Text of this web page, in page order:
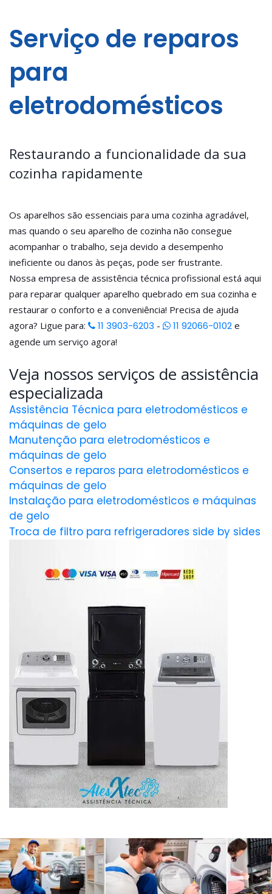
Serviço de reparos
para
eletrodomésticos
Restaurando a funcionalidade da sua
cozinha rapidamente
Os aparelhos são essenciais para uma cozinha agradável,
mas quando o seu aparelho de cozinha não consegue
acompanhar o trabalho, seja devido a desempenho
ineficiente ou danos às peças, pode ser frustrante.
Nossa empresa de assistência técnica profissional está aqui
para reparar qualquer aparelho quebrado em sua cozinha e
restaurar o conforto e a conveniência! Precisa de ajuda
agora? Ligue para:
11 3903-6203 - 11 92066-0102 e
agende um serviço agora!
Veja nossos serviços de assistência
especializada
Assistência Técnica para eletrodomésticos e
máquinas de gelo
Manutenção para eletrodomésticos e
máquinas de gelo
Consertos e reparos para eletrodomésticos e
máquinas de gelo
Instalação para eletrodomésticos e máquinas
de gelo
Troca de filtro para refrigeradores side by sides